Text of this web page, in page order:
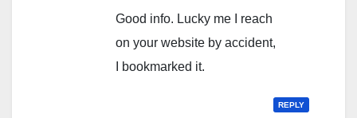
Good info. Lucky me I reach
on your website by accident,
I bookmarked it.
REPLY